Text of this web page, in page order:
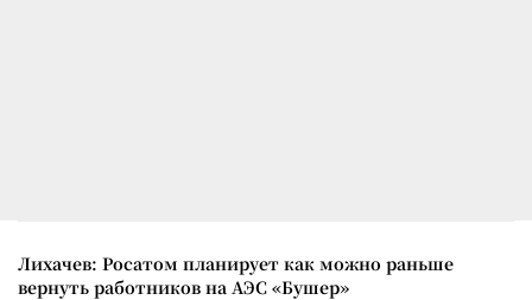
Лихачев: Росатом планирует как можно раньше
вернуть работников на АЭС «Бушер»